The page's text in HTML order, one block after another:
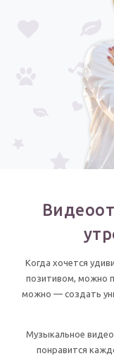
Календарь
Женщине
ПЕРСОНАЛЬНЫЕ
Пожелания
По именам
По годам
Когда хочется
позитивом, можно
можно — создать
Музыкальное
понравится